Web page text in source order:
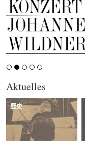
Aktuelles
歴史